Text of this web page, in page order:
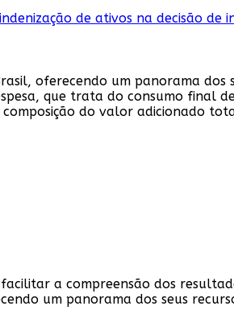
oferecendo um panorama dos
que trata do consumo final
do valor adicionado
a compreensão dos
um panorama dos seus